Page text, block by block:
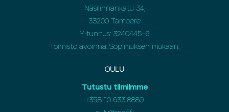
Näsilinnankatu 34,
33200 Tampere
Y-tunnus: 3240445-6
Toimisto avoinna: Sopimuksen mukaan.
OULU
Tutustu tiimiimme
+358 10 633 8880